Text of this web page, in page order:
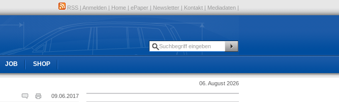
RSS | Anmelden | Home | ePaper | Newsletter | Kontakt | Mediadaten |
JOB SHOP
06. August 2026
09.06.2017